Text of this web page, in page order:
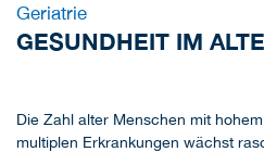
Geriatrie
GESUNDHEIT IM
Die Zahl alter Menschen mit
multiplen Erkrankungen wächst